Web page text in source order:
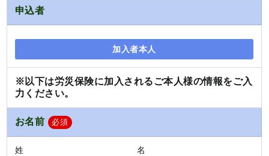
申込者
加入者本人
※以下は労災保険に加入されるご本人様の情報をご入
力ください。
お名前 必須
姓 名